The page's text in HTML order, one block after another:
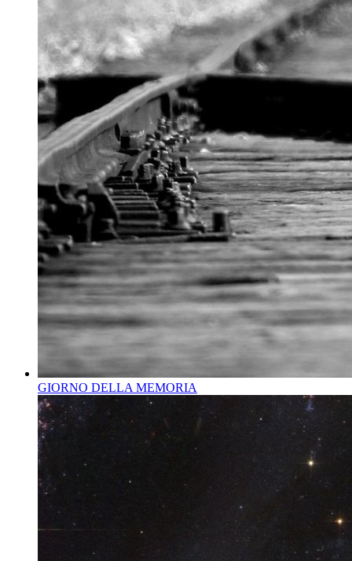
GIORNO DELLA MEMORIA